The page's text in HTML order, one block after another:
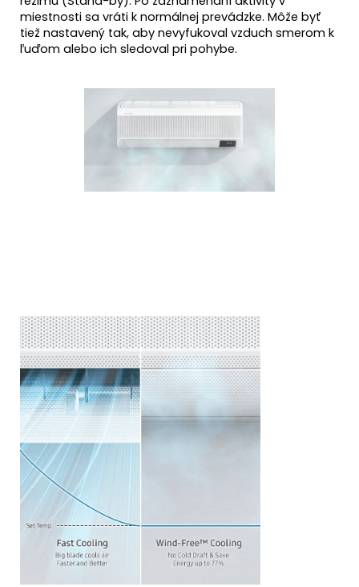
miestnosti sa vráti k normálnej prevádzke. Môže byť
tiež nastavený tak, aby nevyfukoval vzduch smerom k
ľuďom alebo ich sledoval pri pohybe.